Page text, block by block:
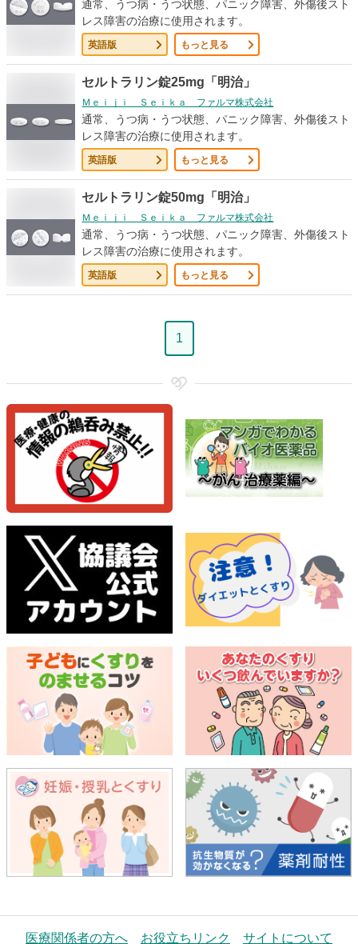
索
条
通常、うつ病・うつ状態、パニック障害、外傷後スト
レス障害の治療に使用されます。
英語版 もっと見る
セルトラリン錠25mg「明治」
Ｍｅｉｊｉ Ｓｅｉｋａ ファルマ株式会社
通常、うつ病・うつ状態、パニック障害、外傷後スト
レス障害の治療に使用されます。
英語版 もっと見る
セルトラリン錠50mg「明治」
Ｍｅｉｊｉ Ｓｅｉｋａ ファルマ株式会社
通常、うつ病・うつ状態、パニック障害、外傷後スト
レス障害の治療に使用されます。
英語版 もっと見る
ペ
1
医療関係者の方へ お役立ちリンク サイトについて